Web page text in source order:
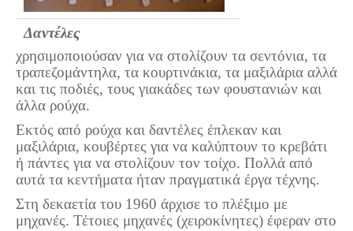
Δαντέλες
χρησιμοποιούσαν για να στολίζουν τα σεντόνια, τα
τραπεζομάντηλα, τα κουρτινάκια, τα μαξιλάρια αλλά
και τις ποδιές, τους γιακάδες των φουστανιών και
άλλα ρούχα.
Εκτός από ρούχα και δαντέλες έπλεκαν και
μαξιλάρια, κουβέρτες για να καλύπτουν το κρεβάτι
ή πάντες για να στολίζουν τον τοίχο. Πολλά από
αυτά τα κεντήματα ήταν πραγματικά έργα τέχνης.
Στη δεκαετία του 1960 άρχισε το πλέξιμο με
μηχανές. Τέτοιες μηχανές (χειροκίνητες) έφεραν στο